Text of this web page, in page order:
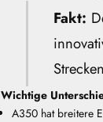
Fakt:
Wichtige
A350 hat breitere